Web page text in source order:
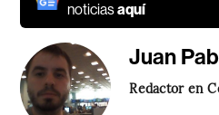
noticiasaquí
Juan
Redactor en